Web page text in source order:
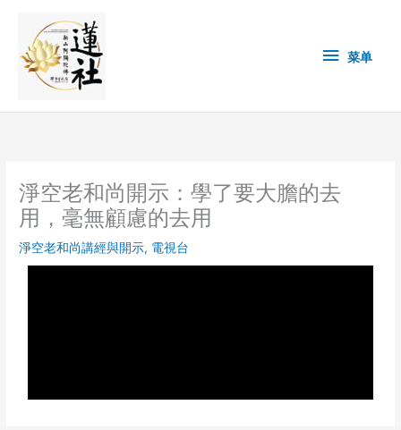
content
单 菜单
淨空老和尚開示：學了要大膽的去
用，毫無顧慮的去用
淨空老和尚講經與開示, 電視台